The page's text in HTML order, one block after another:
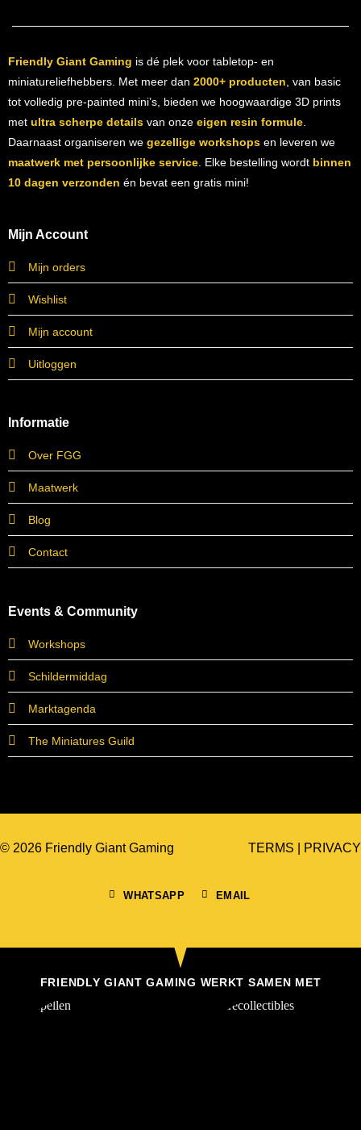
Friendly Giant Gaming is dé plek voor tabletop- en
miniatureliefhebbers. Met meer dan 2000+ producten , van basic
tot volledig pre-painted mini’s, bieden we hoogwaardige 3D prints
met ultra scherpe detailsvan onze eigen resin formule.
Daarnaast organiseren we gezellige workshopsen leveren we
maatwerk met persoonlijke service. Elke bestelling wordt binnen
10 dagen verzonden én bevat een gratis mini!
Mijn Account
Mijn orders
Wishlist
Mijn account
Uitloggen
Informatie
Over FGG
Maatwerk
Blog
Contact
Events & Community
Workshops
Schildermiddag
Marktagenda
The Miniatures Guild
© 2026 Friendly Giant Gaming
WHATSAPP EMAIL
TERMS PRIVACY
FRIENDLY GIANT GAMING WERKT SAMEN MET